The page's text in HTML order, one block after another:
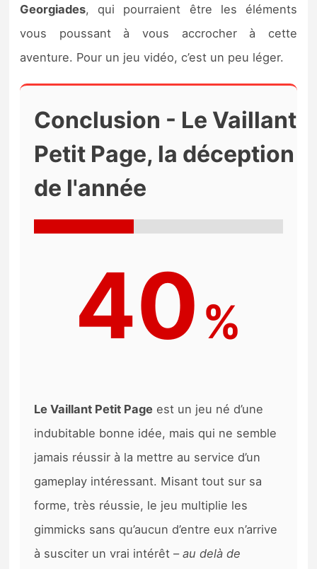
Georgiades, qui pourraient être les éléments
vous poussant à vous accrocher à cette
aventure. Pour un jeu vidéo, c’est un peu léger.
Conclusion - Le Vaillant
Petit Page, la déception
de l'année
40 %
Le Vaillant Petit Page est un jeu né d’une
indubitable bonne idée, mais qui ne semble
jamais réussir à la mettre au service d’un
gameplay intéressant. Misant tout sur sa
forme, très réussie, le jeu multiplie les
gimmicks sans qu’aucun d’entre eux n’arrive
à susciter un vrai intérêt –au delà de